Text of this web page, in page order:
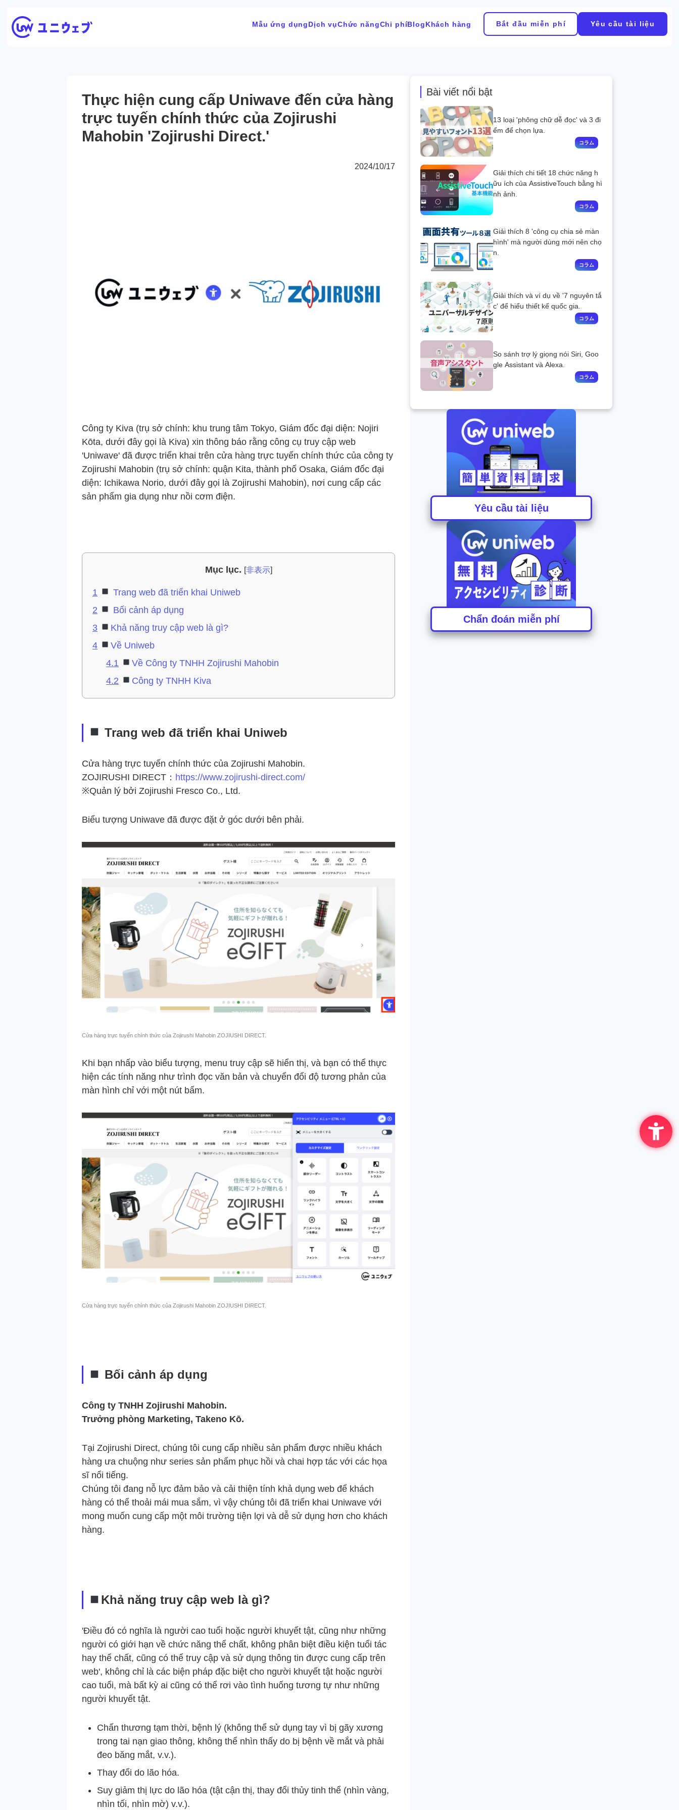
Mẫu ứng dụngDịch vụChức năngChi phíBlogKhách hàng Bắt đầu miễn phí Yêu cầu tài liệu
Thực hiện cung cấp Uniwave đến cửa hàng
trực tuyến chính thức của Zojirushi
Mahobin 'Zojirushi Direct.'
2024/10/17
Công ty Kiva (trụ sở chính: khu trung tâm Tokyo, Giám đốc đại diện: Nojiri
Kōta, dưới đây gọi là Kiva) xin thông báo rằng công cụ truy cập web
'Uniwave' đã được triển khai trên cửa hàng trực tuyến chính thức của công ty
Zojirushi Mahobin (trụ sở chính: quận Kita, thành phố Osaka, Giám đốc đại
diện: Ichikawa Norio, dưới đây gọi là Zojirushi Mahobin), nơi cung cấp các
sản phẩm gia dụng như nồi cơm điện.
Mục lục. [非表示]
1
Trang web đã triển khai Uniweb
2
Bối cảnh áp dụng
3
Khả năng truy cập web là gì?
4
Về Uniweb
4.1
Về Công ty TNHH Zojirushi Mahobin
4.2
Công ty TNHH Kiva
Trang web đã triển khai Uniweb
Cửa hàng trực tuyến chính thức của Zojirushi Mahobin.
ZOJIRUSHI DIRECT： https://www.zojirushi-direct.com/
※Quản lý bởi Zojirushi Fresco Co., Ltd.
Biểu tượng Uniwave đã được đặt ở góc dưới bên phải.
Cửa hàng trực tuyến chính thức của Zojirushi Mahobin ZOJIUSHI DIRECT.
Khi bạn nhấp vào biểu tượng, menu truy cập sẽ hiển thị, và bạn có thể thực
hiện các tính năng như trình đọc văn bản và chuyển đổi độ tương phản của
màn hình chỉ với một nút bấm.
Cửa hàng trực tuyến chính thức của Zojirushi Mahobin ZOJIUSHI DIRECT.
Bối cảnh áp dụng
Công ty TNHH Zojirushi Mahobin.
Trưởng phòng Marketing, Takeno Kō.
Tại Zojirushi Direct, chúng tôi cung cấp nhiều sản phẩm được nhiều khách
hàng ưa chuộng như series sản phẩm phục hồi và chai hợp tác với các họa
sĩ nổi tiếng.
Chúng tôi đang nỗ lực đảm bảo và cải thiện tính khả dụng web để khách
hàng có thể thoải mái mua sắm, vì vậy chúng tôi đã triển khai Uniwave với
mong muốn cung cấp một môi trường tiện lợi và dễ sử dụng hơn cho khách
hàng.
Khả năng truy cập web là gì?
'Điều đó có nghĩa là người cao tuổi hoặc người khuyết tật, cũng như những
người có giới hạn về chức năng thể chất, không phân biệt điều kiện tuổi tác
hay thể chất, cũng có thể truy cập và sử dụng thông tin được cung cấp trên
web', không chỉ là các biện pháp đặc biệt cho người khuyết tật hoặc người
cao tuổi, mà bất kỳ ai cũng có thể rơi vào tình huống tương tự như những
người khuyết tật.
Chấn thương tạm thời, bệnh lý (không thể sử dụng tay vì bị gãy xương
trong tai nạn giao thông, không thể nhìn thấy do bị bệnh về mắt và phải
đeo băng mắt, v.v.).
Thay đổi do lão hóa.
Suy giảm thị lực do lão hóa (tật cận thị, thay đổi thủy tinh thể (nhìn vàng,
nhìn tối, nhìn mờ) v.v.).
Bài viết nổi bật
13 loại 'phông chữ dễ đọc' và 3 đi
ểm để chọn lựa.
Giải thích chi tiết 18 chức năng h
ữu ích của AssistiveTouch bằng hì
nh ảnh.
Giải thích 8 'công cụ chia sẻ màn
hình' mà người dùng mới nên chọ
n.
Giải thích và ví dụ về '7 nguyên tắ
c' để hiểu thiết kế quốc gia.
So sánh trợ lý giọng nói Siri, Goo
gle Assistant và Alexa.
Yêu cầu tài liệu
Chẩn đoán miễn phí